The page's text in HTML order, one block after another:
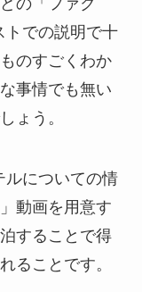
トでの説明で十
のすごくわか
事情でも無い
ょう。
ルについての情
動画を用意す
することで得
ることです。